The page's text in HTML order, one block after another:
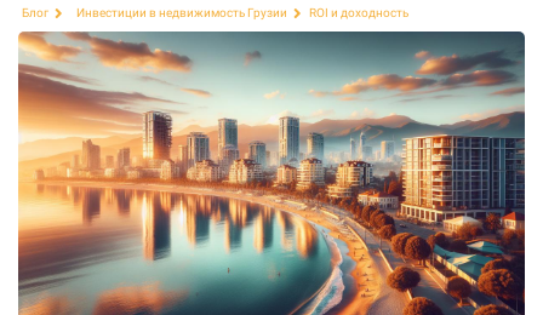
Блог Инвестиции в недвижимость Грузии ROI и доходность